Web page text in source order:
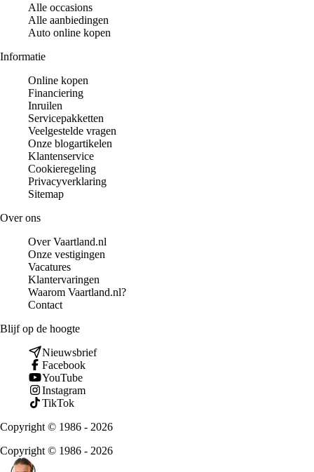
Alle occasions
Alle aanbiedingen
Auto online kopen
Informatie
Online kopen
Financiering
Inruilen
Servicepakketten
Veelgestelde vragen
Onze blogartikelen
Klantenservice
Cookieregeling
Privacyverklaring
Sitemap
Over ons
Over Vaartland.nl
Onze vestigingen
Vacatures
Klantervaringen
Waarom Vaartland.nl?
Contact
Blijf op de hoogte
Nieuwsbrief
Facebook
YouTube
Instagram
TikTok
Copyright © 1986 - 2026
Copyright © 1986 - 2026